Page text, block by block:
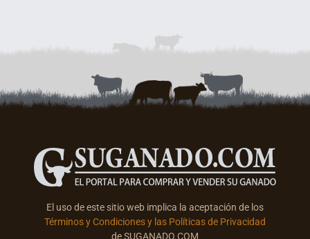
El uso de este sitio web implica la aceptación de los
Términos y Condiciones y las Políticas de Privacidad
de SUGANADO.COM